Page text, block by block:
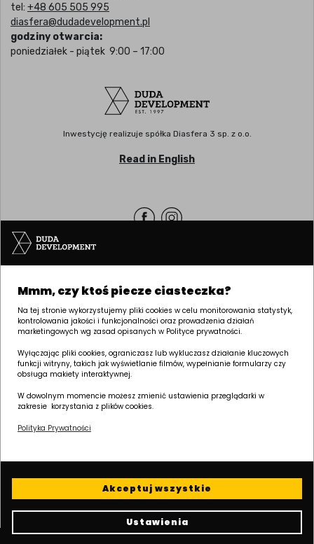
tel: +48 605 505 995
diasfera@dudadevelopment.pl
godziny otwarcia:
poniedziałek - piątek 9:00 – 17:00
Inwestycję realizuje spółka Diasfera 3 sp. z o.o.
Read in English
Siedziba | POZNAŃ
ul. Palacza 144, 60-278 Poznań
tel: +48 61 646 84 44
biuro@dudadevelopment.pl
marketing@dudadevelopment.pl
fundację:
żużel:
Mmm, czy ktoś piecze ciasteczka?
Na tej stronie wykorzystujemy pliki cookies w celu monitorowania statystyk,
kontrolowania jakości i funkcjonalności oraz prowadzenia działań
marketingowych wg zasad opisanych w Polityce prywatności.
Wyłączając pliki cookies, ograniczasz lub wykluczasz działanie kluczowych
funkcji witryny, takich jak wyświetlanie filmów, wypełnianie formularzy czy
obsługa makiety interaktywnej.
W dowolnym momencie możesz zmienić ustawienia przeglądarki w
zakresie korzystania z plików cookies.
Polityka Prywatności
Ustawienia
Akceptuj wszystkie